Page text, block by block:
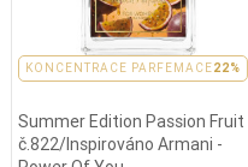
KONCENTRACE PARFEMACE22%
Summer Edition Passion Fruit
č.822/Inspirováno Armani -